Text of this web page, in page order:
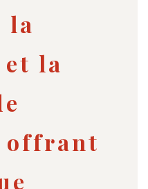
la
et la
offrant